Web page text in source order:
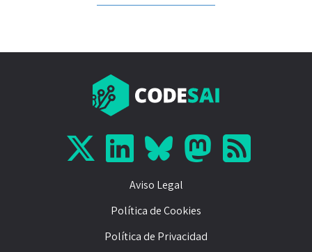
Aviso Legal
Política de Cookies
Política de Privacidad